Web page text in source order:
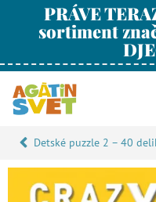
PRÁVE
sortiment
Detské puzzle 2 – 40